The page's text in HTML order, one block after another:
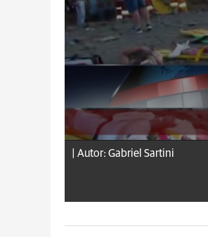
Autor: Gabriel Sartini